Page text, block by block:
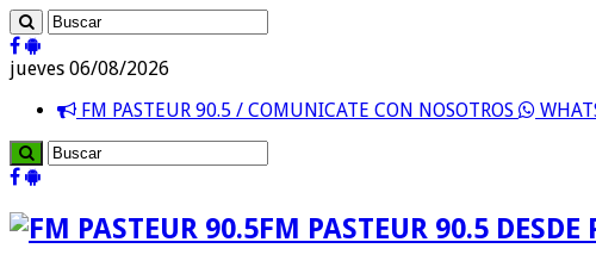
jueves 06/08/2026
FM PASTEUR 90.5 / COMUNICATE CON NOSOTROS
FM PASTEUR 90.5